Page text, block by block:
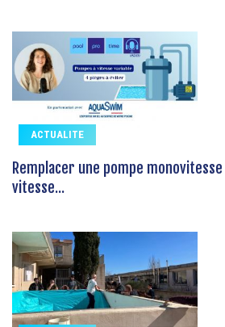
ACTUALITE
Remplacer une pompe
vitesse...